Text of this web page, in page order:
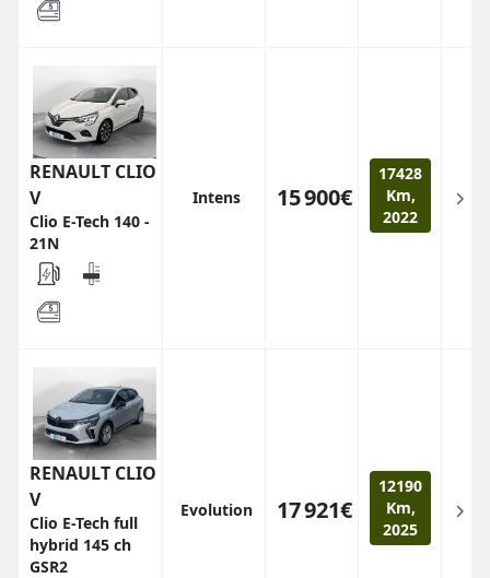
RENAULT CLIO
V
Clio E-Tech 140 -
21N
Intens 15 900€
17428
Km,
2022
RENAULT CLIO
V
Clio E-Tech full
hybrid 145 ch
GSR2
Evolution 17 921€
12190
Km,
2025